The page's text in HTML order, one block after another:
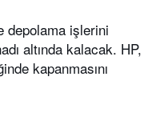
depolama işlerini
altında kalacak. HP,
kapanmasını